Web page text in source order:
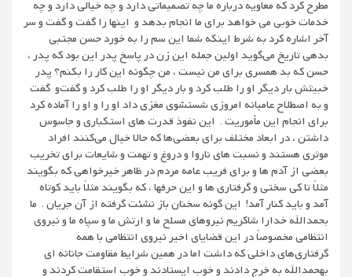
مطرح کرد که معاویه درباره ما چه تصمیماتی ‌دارد و چه خیالی دارد و چه
خدمات خوبی می خواهد برای ما انجام بدهد و اینها را گفت و گفت و سر
آخر اشاره کرد به شرط اینکه شما این سم را به خورد حسن مجتبی
بدهی تاریخ می‌گوید اولین جمله این زن در پاسخ پدر این بود که پدر ،
حسن که بد همسری برای من نیست ، من چگونه این کار را بکنم؟ پدر
خبیثش بار دیگر او را طلب کرد و بار دیگر او را طلب کرد و گفت‌و گفت
و به اصطلاح عامیانه امروزی شستشوی مغزی داد او را و او را آماده کرد
برای انجام این مأموریت . این نفوذ قدرت های استکباری و جاسوس
داشتن ، در ابعاد مختلف برای بعضی‌ها که حالا خیال می‌کنند افراد
موثری هستند و نسبت های ناروا و دروغ و تهمت و شایعات برای تخریب
بعضی از آدم ها و برای فریب عامه مردم در ظاهر خیرخواهی که بگویند
مثلاً تا کی سختی و گرفتاری ها و این حرفها ، که بگویند مثلاً باید کوتاه
آمد و باید کنار آمد! این گونه سخنان باز نشئت گرفته از آن جریان . ما
بحمدالله خدارا شاکریم نیروهای مسلح ما و ارتش ما و سپاه ما و نیروی
انتظامی مخصوصاً در این قضایای اخیر نیروی انتظامی با همه
گرفتاری‌های داخلی که داشت اما در همین شرایط مقاومت جانانه ای
بهحمدالله به خرج دادند و خوب ایستادند و خوب استقامت کردند و